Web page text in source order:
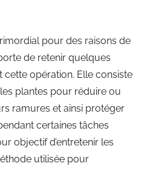
pour des raisons de
de retenir quelques
opération. Elle consiste
plantes pour réduire ou
ramures et ainsi protéger
certaines tâches
objectif d’entretenir les
utilisée pour